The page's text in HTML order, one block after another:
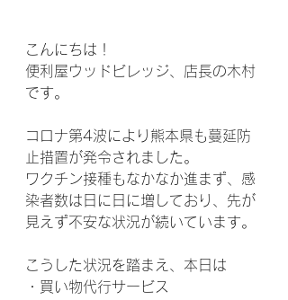
こんにちは！
便利屋ウッドビレッジ、店長の木村
です。
コロナ第4波により熊本県も蔓延防
止措置が発令されました。
ワクチン接種もなかなか進まず、感
染者数は日に日に増しており、先が
見えず不安な状況が続いています。
こうした状況を踏まえ、本日は
・買い物代行サービス